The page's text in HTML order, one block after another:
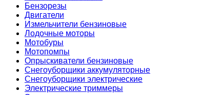
Бензорезы
Двигатели
Измельчители бензиновые
Лодочные моторы
Мотобуры
Мотопомпы
Опрыскиватели бензиновые
Снегоуборщики аккумуляторные
Снегоуборщики электрические
Электрические триммеры